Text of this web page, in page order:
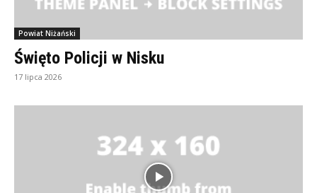
Powiat Niżański
Święto Policji w Nisku
17 lipca 2026